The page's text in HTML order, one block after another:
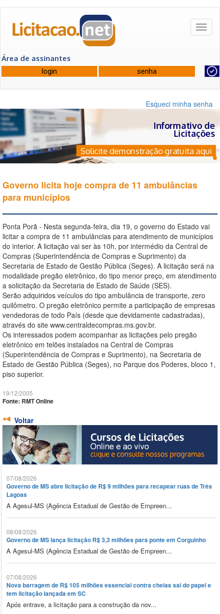
Área de assinantes
Esqueci minha senha
Informativo de
Licitações
Solicite demonstração gratuita aqui
Governo licita hoje compra de 11 ambulâncias
para municípios
Ponta Porã - Nesta segunda-feira, dia 19, o governo do Estado vai
licitar a compra de 11 ambulâncias para atendimento de municípios
do interior. A licitação vai ser às 10h, por intermédio da Central de
Compras (Superintendência de Compras e Suprimento) da
Secretaria de Estado de Gestão Pública (Seges). A licitação será na
modalidade pregão eletrônico, do tipo menor preço, em atendimento
a solicitação da Secretaria de Estado de Saúde (SES).
Serão adquiridos veículos do tipo ambulância de transporte, zero
quilômetro. O pregão eletrônico permite a participação de empresas
vendedoras de todo País (desde que devidamente cadastradas),
através do site www.centraldecompras.ms.gov.br.
Os interessados podem acompanhar as licitações pelo pregão
eletrônico em telões instalados na Central de Compras
(Superintendência de Compras e Suprimento), na Secretaria de
Estado de Gestão Pública (Seges), no Parque dos Poderes, bloco 1,
piso superior.
19/12/2005
Fonte: RMT Online
Voltar
07/08/2026
Governo de MS abre licitação de R$ 9 milhões para recapear ruas de Três
Lagoas
A Agesul-MS (Agência Estadual de Gestão de Empreen...
08/08/2026
Governo de MS lança licitação R$ 3,3 milhões para ponte em Corguinho
A Agesul-MS (Agência Estadual de Gestão de Empreen...
07/08/2026
Nova barragem de R$ 105 milhões essencial contra cheias sai do papel e
tem licitação lançada em SC
Após entrave, a licitação para a construção da nov...